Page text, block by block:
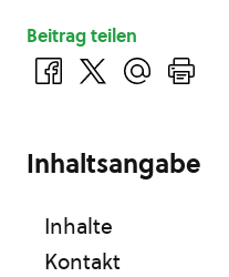
Beitrag teilen
Inhaltsangabe
Inhalte
Kontakt